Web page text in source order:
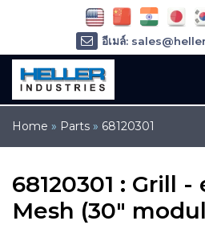
Home » Parts » 68120301
68120301 : Grill
Mesh (30"
อีเมล์:
อีเมล์:
โทรศัพท์ :